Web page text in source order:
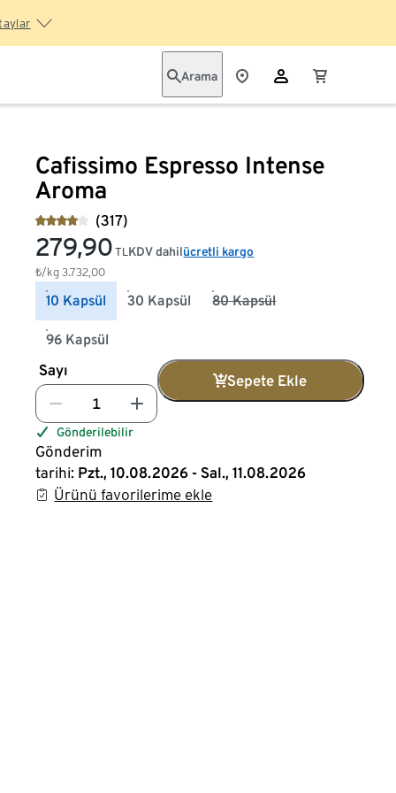
Arama
Cafissimo Espresso Intense
Aroma
(317)
279,90 TL
₺/kg3.732,00
KDV dahilücretli kargo
10 Kapsül 30 Kapsül 80 Kapsül
96 Kapsül
Sayı
Sepete Ekle
Gönderilebilir
Gönderim
tarihi: Pzt., 10.08.2026 - Sal., 11.08.2026
Ürünü favorilerime ekle